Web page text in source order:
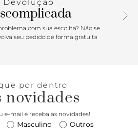
da alça tiracolo: 50cm | Largura da
da alça de mão: 21cm |
1,8cm
Devolução
com sua escolha? Não se
seu pedido de forma gratuita
por dentro
novidades
e-mail e receba as novidades!
Masculino Outros